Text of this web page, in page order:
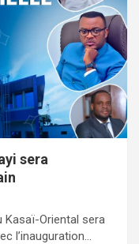
sera
Kasaï-Oriental sera
l’inauguration…